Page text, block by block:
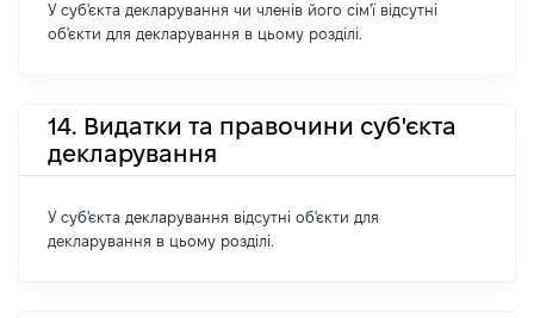
У суб'єкта декларування чи членів його сім'ї відсутні
об'єкти для декларування в цьому розділі.
14. Видатки та правочини суб'єкта
декларування
У суб'єкта декларування відсутні об'єкти для
декларування в цьому розділі.